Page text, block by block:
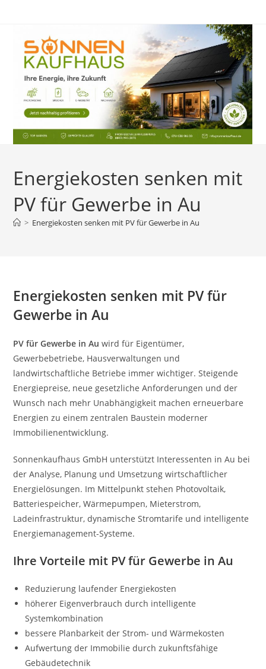
Energiekosten senken mit
PV für Gewerbe in Au
> Energiekosten senken mit PV für Gewerbe in Au
Energiekosten senken mit PV für
Gewerbe in Au
PV für Gewerbe in Au wird für Eigentümer,
Gewerbebetriebe, Hausverwaltungen und
landwirtschaftliche Betriebe immer wichtiger. Steigende
Energiepreise, neue gesetzliche Anforderungen und der
Wunsch nach mehr Unabhängigkeit machen erneuerbare
Energien zu einem zentralen Baustein moderner
Immobilienentwicklung.
Sonnenkaufhaus GmbH unterstützt Interessenten in Au bei
der Analyse, Planung und Umsetzung wirtschaftlicher
Energielösungen. Im Mittelpunkt stehen Photovoltaik,
Batteriespeicher, Wärmepumpen, Mieterstrom,
Ladeinfrastruktur, dynamische Stromtarife und intelligente
Energiemanagement-Systeme.
Ihre Vorteile mit PV für Gewerbe in Au
Reduzierung laufender Energiekosten
höherer Eigenverbrauch durch intelligente
Systemkombination
bessere Planbarkeit der Strom- und Wärmekosten
Aufwertung der Immobilie durch zukunftsfähige
Gebäudetechnik